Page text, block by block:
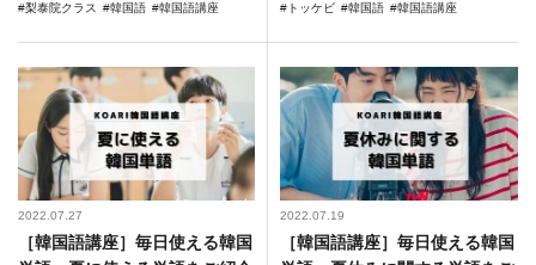
梨泰院クラス 韓国語 韓国語講座 トッケビ 韓国語 韓国語講座
2022.07.27
［韓国語講座］毎日使える韓国
2022.07.19
［韓国語講座］毎日使える韓国